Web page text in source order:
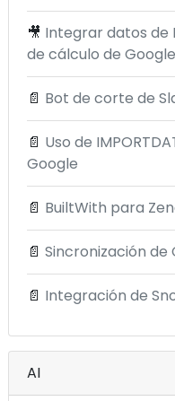
🎥 Integrar datos de
de cálculo de Google
📄 Bot de corte de
📄 Uso de
Google
📄 BuiltWith para
📄 Sincronización de
📄 Integración de
AI